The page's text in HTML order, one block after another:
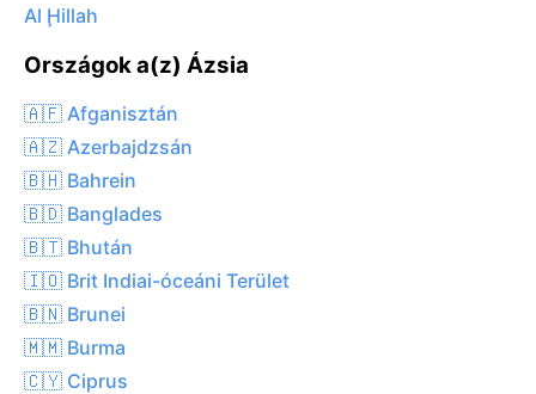
Al Ḩillah
Országok a(z) Ázsia
🇦🇫 Afganisztán
🇦🇿 Azerbajdzsán
🇧🇭 Bahrein
🇧🇩 Banglades
🇧🇹 Bhután
🇮🇴 Brit Indiai-óceáni Terület
🇧🇳 Brunei
🇲🇲 Burma
🇨🇾 Ciprus